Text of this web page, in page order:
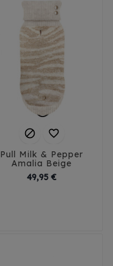
 
Pull Milk & Pepper
Amalia Beige
49,95 €Prix